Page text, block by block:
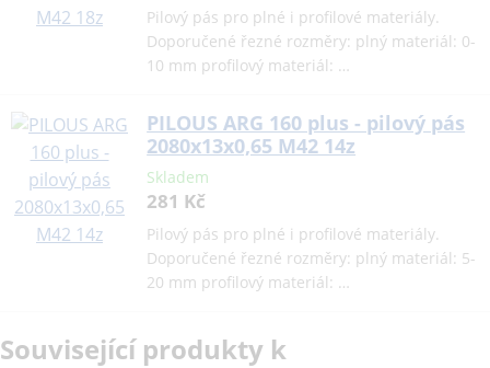
Pilový pás pro plné i profilové materiály.
Doporučené řezné rozměry: plný materiál: 0-
10 mm profilový materiál: …
PILOUS ARG 160 plus - pilový pás
2080x13x0,65 M42 14z
Skladem
281 Kč
Pilový pás pro plné i profilové materiály.
Doporučené řezné rozměry: plný materiál: 5-
20 mm profilový materiál: …
Související produkty k